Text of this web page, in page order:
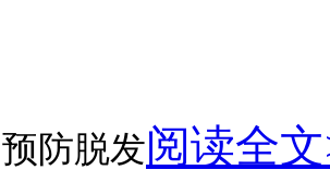
预防脱发阅读全